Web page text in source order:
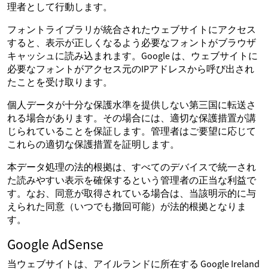
理者として行動します。
フォントライブラリが統合されたウェブサイトにアクセス
すると、表示が正しくなるよう必要なフォントがブラウザ
キャッシュに読み込まれます。Google は、ウェブサイトに
必要なフォントがアクセス元のIPアドレスから呼び出され
たことを受け取ります。
個人データが十分な保護水準を提供しない第三国に転送さ
れる場合があります。その場合には、適切な保護措置が講
じられていることを保証します。管理者はご要望に応じて
これらの適切な保護措置を証明します。
本データ処理の法的根拠は、すべてのデバイスで統一され
た読みやすい表示を確保するという管理者の正当な利益で
す。なお、同意が取得されている場合は、当該明示的に与
えられた同意（いつでも撤回可能）が法的根拠となりま
す。
Google AdSense
当ウェブサイトは、アイルランドに所在する Google Ireland